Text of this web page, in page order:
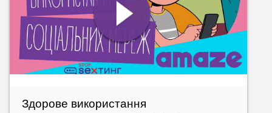
Здорове використання